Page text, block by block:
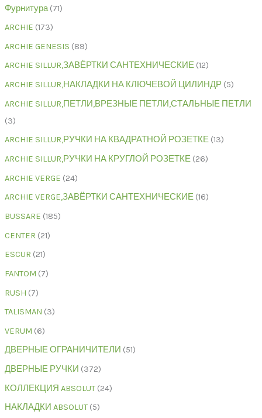
Фурнитура 71
ARCHIE 173
ARCHIE GENESIS 89
ARCHIE SILLUR,ЗАВЁРТКИ САНТЕХНИЧЕСКИЕ 12
ARCHIE SILLUR,НАКЛАДКИ НА КЛЮЧЕВОЙ ЦИЛИНДР 5
ARCHIE SILLUR,ПЕТЛИ,ВРЕЗНЫЕ ПЕТЛИ,СТАЛЬНЫЕ ПЕТЛИ
3
ARCHIE SILLUR,РУЧКИ НА КВАДРАТНОЙ РОЗЕТКЕ 13
ARCHIE SILLUR,РУЧКИ НА КРУГЛОЙ РОЗЕТКЕ 26
ARCHIE VERGE 24
ARCHIE VERGE,ЗАВЁРТКИ САНТЕХНИЧЕСКИЕ 16
BUSSARE 185
CENTER 21
ESCUR 21
FANTOM 7
RUSH 7
TALISMAN 3
VERUM 6
ДВЕРНЫЕ ОГРАНИЧИТЕЛИ 51
ДВЕРНЫЕ РУЧКИ 372
КОЛЛЕКЦИЯ ABSOLUT 24
НАКЛАДКИ ABSOLUT 5